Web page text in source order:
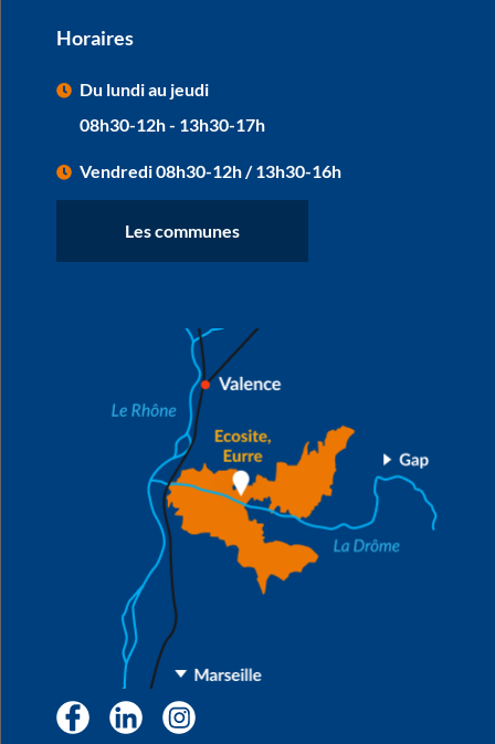
Horaires
Du lundi au jeudi
08h30-12h - 13h30-17h
Vendredi 08h30-12h / 13h30-16h
Les communes
FacebookLinkedIn